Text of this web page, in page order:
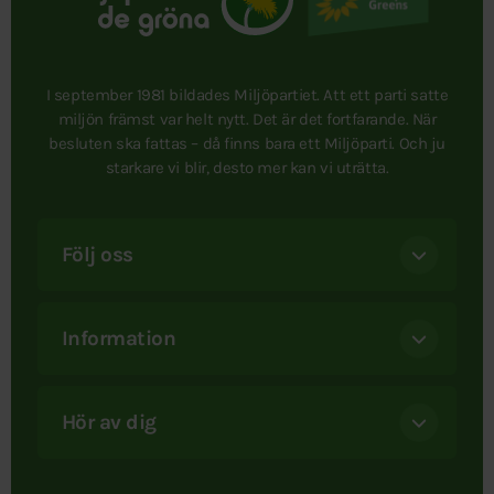
I september 1981 bildades Miljöpartiet. Att ett parti satte
miljön främst var helt nytt. Det är det fortfarande. När
besluten ska fattas – då finns bara ett Miljöparti. Och ju
starkare vi blir, desto mer kan vi uträtta.
Följ oss
Information
Hör av dig